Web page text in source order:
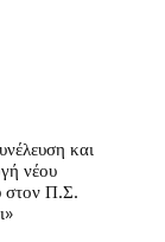
και
νέου
στον Π.Σ.